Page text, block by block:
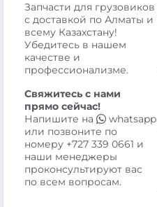
Запчасти для грузовиков
с доставкой по Алматы и
всему Казахстану!
Убедитесь в нашем
качестве и
профессионализме.
Свяжитесь с нами
прямо сейчас!
Напишите на
whatsapp
или позвоните по
номеру +727 339 0661 и
наши менеджеры
проконсультируют вас
по всем вопросам.